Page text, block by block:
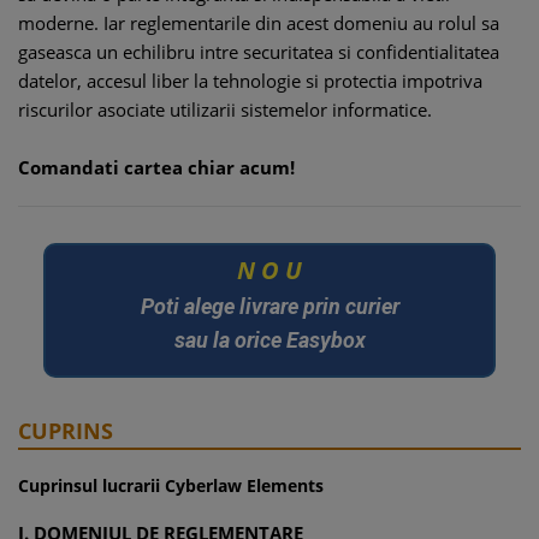
moderne. Iar reglementarile din acest domeniu au rolul sa
gaseasca un echilibru intre securitatea si confidentialitatea
datelor, accesul liber la tehnologie si protectia impotriva
riscurilor asociate utilizarii sistemelor informatice.
Comandati cartea chiar acum!
N O U
Poti alege livrare prin curier
sau la orice Easybox
CUPRINS
Cuprinsul lucrarii Cyberlaw Elements
I. DOMENIUL DE REGLEMENTARE